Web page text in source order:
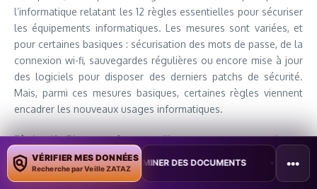
l’informatique relatant les 12 règles essentielles pour sécuriser
les équipements informatiques. Les mesures sont variées, et
pour certaines basiques : sécurisation des mots de passe, de la
connexion wi-fi, sauvegardes régulières ou encore mise à jour
des logiciels pour disposer des derniers patchs de sécurité.
Mais, parmi ces mesures basiques, certaines règles viennent
encadrer les nouveaux usages informatiques.
Règle n°3 : Bien connaître ses utilisateurs et ses prestataires
Le conseil pourrait sembler évident mais à l’heure des services
hébergés en cloud, il est primordial de connaître les standards
VÉRIFIER MES DONNÉES
Recherche par Veille ZATAZ
DES DOCUMENTS • TAÏWAN TESTE UNE •••